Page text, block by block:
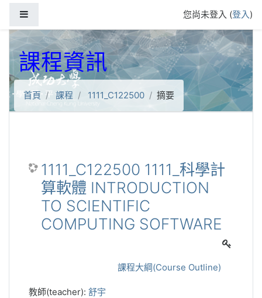
您尚未登入 (登入)
課程資訊
首頁 課程 1111_C122500 摘要
1111_C122500 1111_科學計
算軟體 INTRODUCTION
TO SCIENTIFIC
COMPUTING SOFTWARE
課程大綱(Course Outline)
教師(teacher): 舒宇